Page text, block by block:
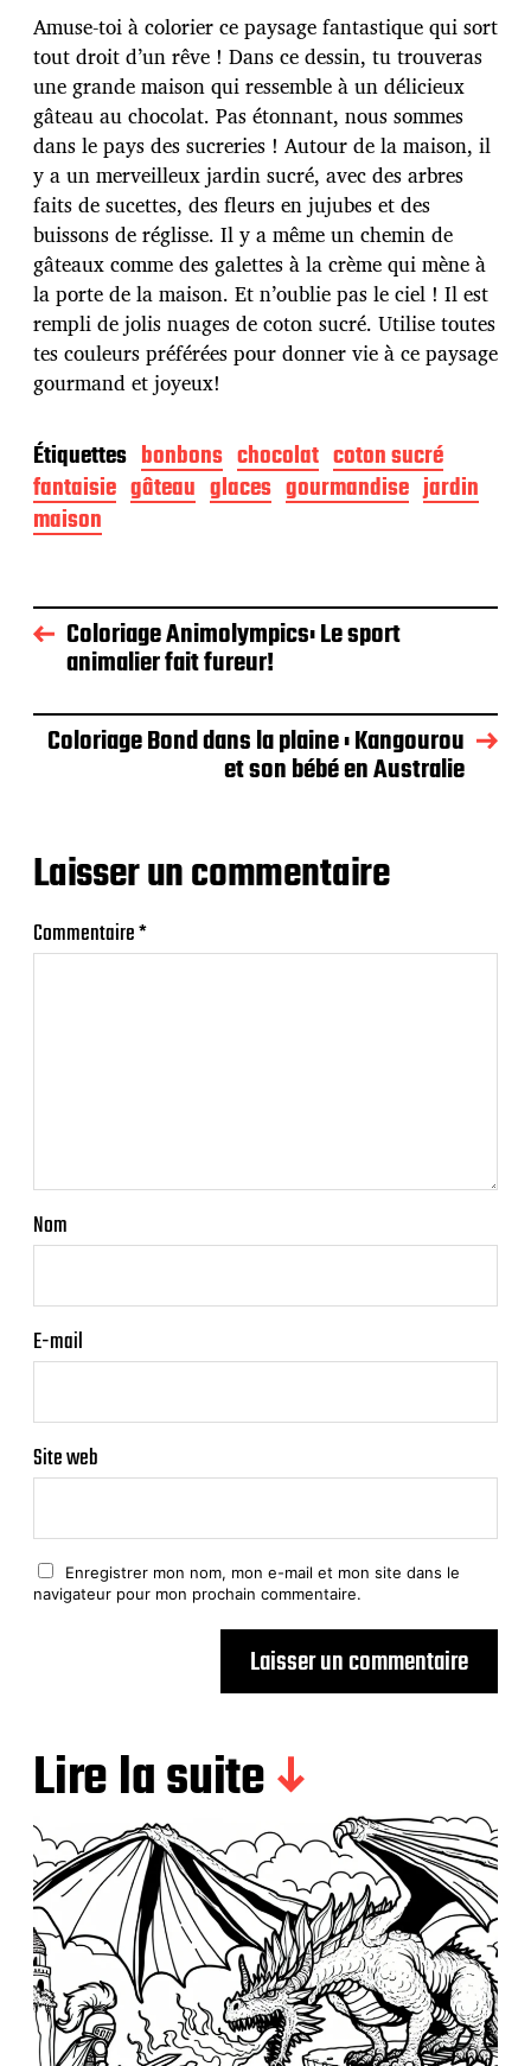
e
d
e
p
u
b
l
i
c
a
t
i
o
n
Amuse-toi à colorier ce paysage fantastique qui sort
tout droit d’un rêve ! Dans ce dessin, tu trouveras
une grande maison qui ressemble à un délicieux
gâteau au chocolat. Pas étonnant, nous sommes
dans le pays des sucreries ! Autour de la maison, il
y a un merveilleux jardin sucré, avec des arbres
faits de sucettes, des fleurs en jujubes et des
buissons de réglisse. Il y a même un chemin de
gâteaux comme des galettes à la crème qui mène à
la porte de la maison. Et n’oublie pas le ciel ! Il est
rempli de jolis nuages de coton sucré. Utilise toutes
tes couleurs préférées pour donner vie à ce paysage
gourmand et joyeux!
Étiquettes bonbons chocolat coton sucré
fantaisie gâteau glaces gourmandise jardin
maison
Coloriage Animolympics: Le sport
animalier fait fureur!
Coloriage Bond dans la plaine : Kangourou
et son bébé en Australie
Laisser un commentaire
Commentaire*
Nom
E-mail
Site web
Enregistrer mon nom, mon e-mail et mon site dans le
navigateur pour mon prochain commentaire.
Lire la suite